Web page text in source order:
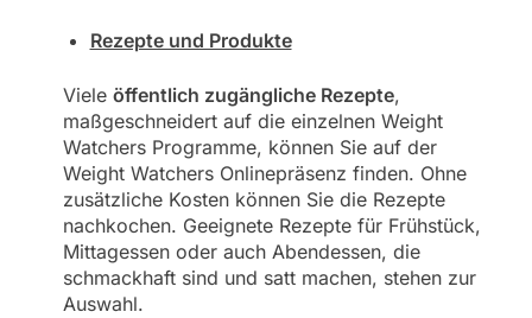
Rezepte und Produkte
Viele öffentlich zugängliche Rezepte,
maßgeschneidert auf die einzelnen Weight
Watchers Programme, können Sie auf der
Weight Watchers Onlinepräsenz finden. Ohne
zusätzliche Kosten können Sie die Rezepte
nachkochen. Geeignete Rezepte für Frühstück,
Mittagessen oder auch Abendessen, die
schmackhaft sind und satt machen, stehen zur
Auswahl.